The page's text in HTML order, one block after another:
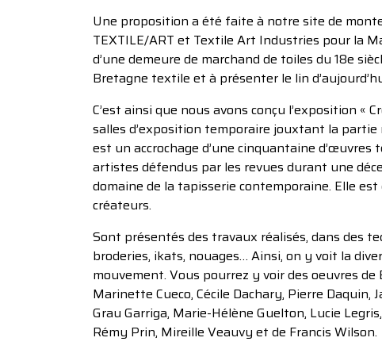
Une proposition a été faite à notre site de
TEXTILE/ART et Textile Art Industries pour la
d’une demeure de marchand de toiles du 18e
Bretagne textile et à présenter le lin
C’est ainsi que nous avons conçu l’exposition «
salles d’exposition temporaire jouxtant la
est un accrochage d’une cinquantaine
artistes défendus par les revues durant une
domaine de la tapisserie contemporaine. Elle
créateurs.
Sont présentés des travaux réalisés, dans des
broderies, ikats, nouages… Ainsi, on y voit la
mouvement. Vous pourrez y voir des oeuvres
Marinette Cueco, Cécile Dachary, Pierre Daquin,
Grau Garriga, Marie-Hélène Guelton, Lucie
Rémy Prin, Mireille Veauvy et de Francis Wilson.